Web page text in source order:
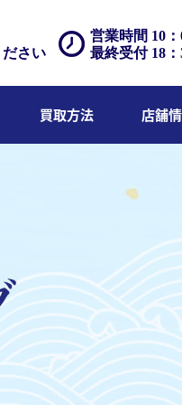
営業時間 10
最終受付 18
さい
買取方法 店舗